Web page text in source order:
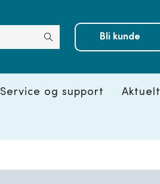
Bli kunde
Service og support Aktuelt